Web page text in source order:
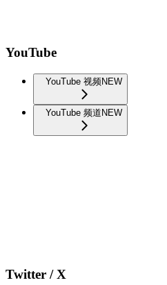
YouTube
YouTube 视频NEW
YouTube 频道 NEW
Twitter / X